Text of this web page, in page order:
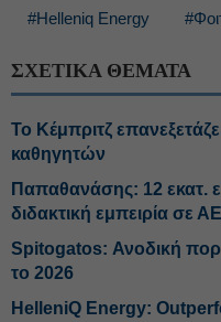
#Helleniq Energy
ΣΧΕΤΙΚΑ ΘΕΜΑΤΑ
Το Κέμπριτζ
καθηγητών
Παπαθανάσης: 12 εκατ.
διδακτική εμπειρία σε ΑΕΙ
Spitogatos: Ανοδική
το 2026
HelleniQ Energy: